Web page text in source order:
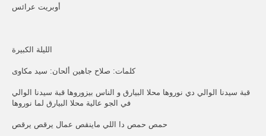
أوبريت عرائس
الليلة الكبيرة
كلمات: صلاح جاهين ألحان: سيد مكاوى
قبة سيدنا الوالي دي نوروها محلا البيارق و الناس بيزوروها قبة سيدنا الوالي
في الجو عالية محلا البيارق لما نوروها
حمص حمص دا اللي ماينقص عمال يرقص يرقص